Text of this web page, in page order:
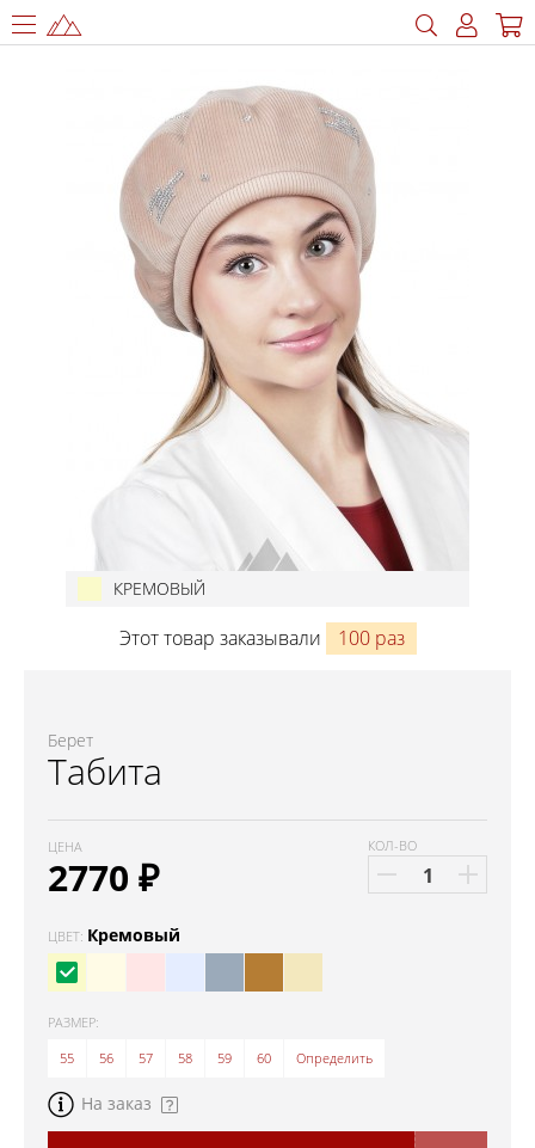
КРЕМОВЫЙ
Этот товар заказывали 100 раз
Берет
Табита
ЦЕНА
2770 ₽
КОЛ-ВО
ЦВЕТ: Кремовый
РАЗМЕР:
55
56 57 58 59 60 Определить
На заказ